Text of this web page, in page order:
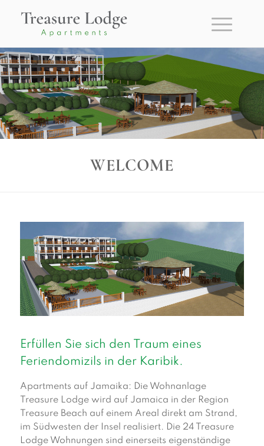
WELCOME
Erfüllen Sie sich den Traum eines
Feriendomizils in der Karibik.
Apartments auf Jamaika: Die Wohnanlage
Treasure Lodge wird auf Jamaica in der Region
Treasure Beach auf einem Areal direkt am Strand,
im Südwesten der Insel realisiert. Die 24 Treasure
Lodge Wohnungen sind einerseits eigenständige